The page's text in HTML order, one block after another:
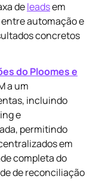
deleadsem
automação e
concretos
do Ploomes e
a um
incluindo
e
permitindo
em
completa do
de reconciliação